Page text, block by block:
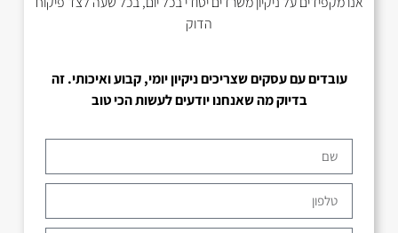
הדוק
עובדים עם עסקים שצריכים ניקיון יומי, קבוע ואיכותי. זה
בדיוק מה שאנחנו יודעים לעשות הכי טוב